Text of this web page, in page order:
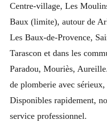
Centre-village, Les
Baux (limite), autour de
Les Baux-de-Provence,
Tarascon et dans les
Paradou, Mouriès,
de plomberie avec
Disponibles rapidement,
service professionnel.